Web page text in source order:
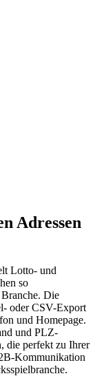
Adressen
Lotto- und
so
Die
oder CSV-Export
und Homepage.
und PLZ-
die perfekt zu Ihrer
Kommunikation